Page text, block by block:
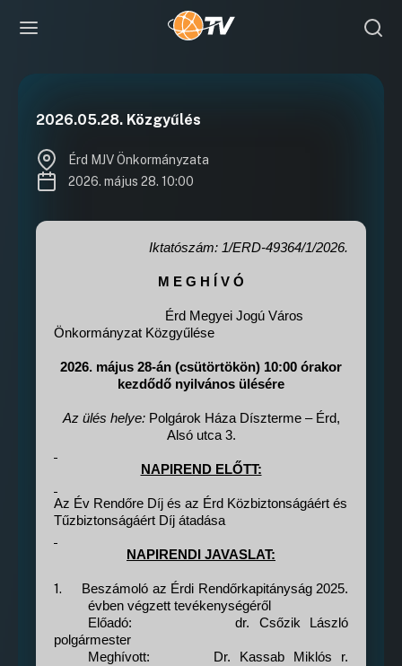
2026.05.28. Közgyűlés
Érd MJV Önkormányzata
2026. május 28. 10:00
Iktatószám: 1/ERD-49364/1/2026.
M E G H Í V Ó
Érd Megyei Jogú Város
Önkormányzat Közgyűlése
2026. május 28-án (csütörtökön) 10:00 órakor
kezdődő nyilvános ülésére
Az ülés helye:Polgárok Háza Díszterme – Érd,
Alsó utca 3.
NAPIREND ELŐTT:
Az Év Rendőre Díj és az Érd Közbiztonságáért és
Tűzbiztonságáért Díj átadása
NAPIRENDI JAVASLAT:
1.
Beszámoló az Érdi Rendőrkapitányság 2025.
évben végzett tevékenységéről
Előadó:
dr. Csőzik László
polgármester
Meghívott:
Dr. Kassab Miklós r.